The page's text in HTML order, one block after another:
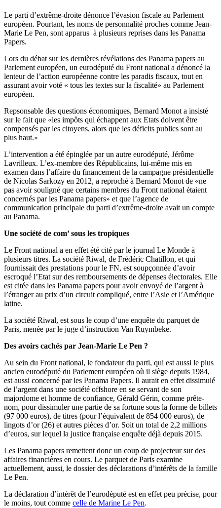
Le parti d’extrême-droite dénonce l’évasion fiscale au Parlement
européen. Pourtant, les noms de personnalité proches comme Jean-
Marie Le Pen, sont apparus à plusieurs reprises dans les Panama
Papers.
Lors du débat sur les dernières révélations des Panama papers au
Parlement européen, un eurodéputé du Front national a dénoncé la
lenteur de l’action européenne contre les paradis fiscaux, tout en
assurant avoir voté « tous les textes sur la fiscalité» au Parlement
européen.
Repsonsable des questions économiques, Bernard Monot a insisté
sur le fait que «les impôts qui échappent aux Etats doivent être
compensés par les citoyens, alors que les déficits publics sont au
plus haut.»
L’intervention a été épinglée par un autre eurodéputé, Jérôme
Lavrilleux. L’ex-membre des Républicains, lui-même mis en
examen dans l’affaire du financement de la campagne présidentielle
de Nicolas Sarkozy en 2012, a reproché à Bernard Monot de «ne
pas avoir souligné que certains membres du Front national étaient
concernés par les Panama papers» et que l’agence de
communication principale du parti d’extrême-droite avait un compte
au Panama.
Une société de com’ sous les tropiques
Le Front national a en effet été cité par le journal Le Monde à
plusieurs titres. La société Riwal, de Frédéric Chatillon, et qui
fournissait des prestations pour le FN, est soupçonnée d’avoir
escroqué l’Etat sur des remboursements de dépenses électorales. Elle
est citée dans les Panama papers pour avoir envoyé de l’argent à
l’étranger au prix d’un circuit compliqué, entre l’Asie et l’Amérique
latine.
La société Riwal, est sous le coup d’une enquête du parquet de
Paris, menée par le juge d’instruction Van Ruymbeke.
Des avoirs cachés par Jean-Marie Le Pen ?
Au sein du Front national, le fondateur du parti, qui est aussi le plus
ancien eurodéputé du Parlement européen où il siège depuis 1984,
est aussi concerné par les Panama Papers. Il aurait en effet dissimulé
de l’argent dans une société offshore en se servant de son
majordome et homme de confiance, Gérald Gérin, comme prête-
nom, pour dissimuler une partie de sa fortune sous la forme de billets
(97 000 euros), de titres (pour l’équivalent de 854 000 euros), de
lingots d’or (26) et autres pièces d’or. Soit un total de 2,2 millions
d’euros, sur lequel la justice française enquête déjà depuis 2015.
Les Panama papers remettent donc un coup de projecteur sur des
affaires financières en cours. Le parquet de Paris examine
actuellement, aussi, le dossier des déclarations d’intérêts de la famille
Le Pen.
La déclaration d’intérêt de l’eurodéputé est en effet peu précise, pour
le moins, tout comme celle de Marine Le Pen.